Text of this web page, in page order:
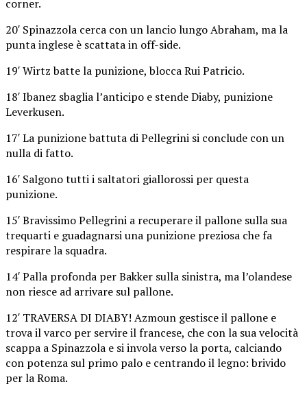
corner.
20′ Spinazzola cerca con un lancio lungo Abraham, ma la
punta inglese è scattata in off-side.
19′ Wirtz batte la punizione, blocca Rui Patricio.
18′ Ibanez sbaglia l’anticipo e stende Diaby, punizione
Leverkusen.
17′ La punizione battuta di Pellegrini si conclude con un
nulla di fatto.
16′ Salgono tutti i saltatori giallorossi per questa
punizione.
15′ Bravissimo Pellegrini a recuperare il pallone sulla sua
trequarti e guadagnarsi una punizione preziosa che fa
respirare la squadra.
14′ Palla profonda per Bakker sulla sinistra, ma l’olandese
non riesce ad arrivare sul pallone.
12′ TRAVERSA DI DIABY! Azmoun gestisce il pallone e
trova il varco per servire il francese, che con la sua velocità
scappa a Spinazzola e si invola verso la porta, calciando
con potenza sul primo palo e centrando il legno: brivido
per la Roma.